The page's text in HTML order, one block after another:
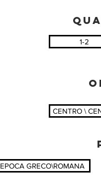
1-2
CENTRO \
EPOCA GRECO\ROMANA